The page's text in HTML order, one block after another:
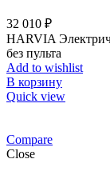
32 010 ₽
HARVIA
без пульта
Add to wishlist
В корзину
Quick view
Compare
Close